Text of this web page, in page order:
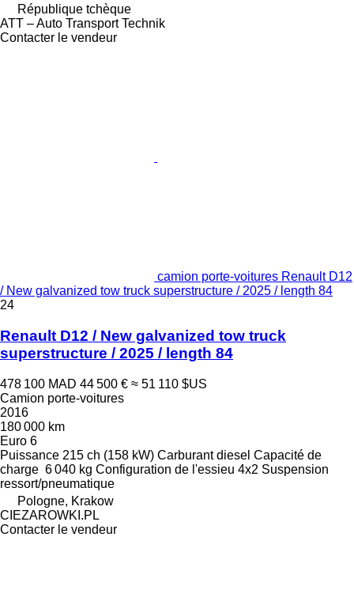
République tchèque
ATT – Auto Transport Technik
Contacter le vendeur
camion porte-voitures Renault D12
/ New galvanized tow truck superstructure / 2025 / length 84
24
Renault D12 / New galvanized tow truck
superstructure / 2025 / length 84
478 100 MAD 44 500 € ≈ 51 110 $US
Camion porte-voitures
2016
180 000 km
Euro 6
Puissance 215 ch (158 kW) Carburant diesel Capacité de
charge 6 040 kg Configuration de l'essieu 4x2 Suspension
ressort/pneumatique
Pologne, Krakow
CIEZAROWKI.PL
Contacter le vendeur